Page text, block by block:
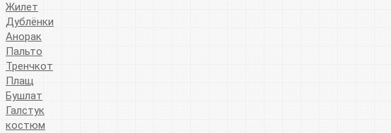
Жилет
Дублёнки
Анорак
Пальто
Тренчкот
Плащ
Бушлат
Галстук
костюм